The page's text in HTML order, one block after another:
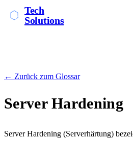
Tech
Solutions
← Zurück zum Glossar
Server Hardening
Server Hardening (Serverhärtung)